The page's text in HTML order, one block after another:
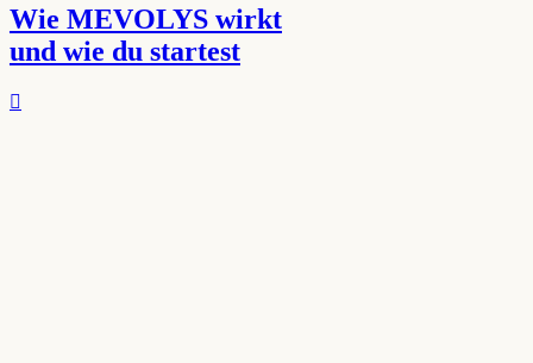
Wie MEVOLYS wirkt
und wie du startest